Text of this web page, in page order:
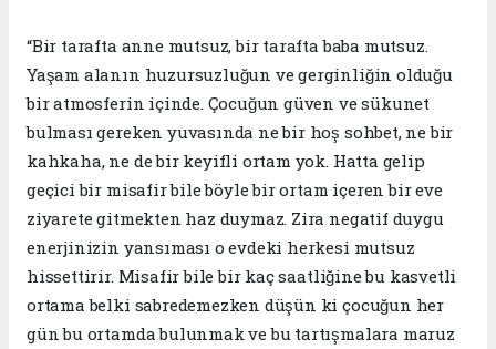
“Bir tarafta anne mutsuz, bir tarafta baba mutsuz.
Yaşam alanın huzursuzluğun ve gerginliğin olduğu
bir atmosferin içinde. Çocuğun güven ve sükunet
bulması gereken yuvasında ne bir hoş sohbet, ne bir
kahkaha, ne de bir keyifli ortam yok. Hatta gelip
geçici bir misafir bile böyle bir ortam içeren bir eve
ziyarete gitmekten haz duymaz. Zira negatif duygu
enerjinizin yansıması o evdeki herkesi mutsuz
hissettirir. Misafir bile bir kaç saatliğine bu kasvetli
ortama belki sabredemezken düşün ki çocuğun her
gün bu ortamda bulunmak ve bu tartışmalara maruz